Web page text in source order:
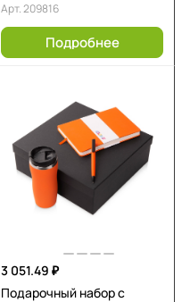
Арт.209816
Подробнее
3 051.49 ₽
Подарочный набор c